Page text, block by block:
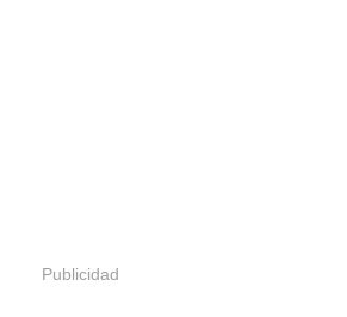
Publicidad